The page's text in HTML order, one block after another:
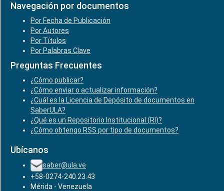
Navegación por documentos
Por Fecha de Publicación
Por Autores
Por Títulos
Por Palabras Clave
Preguntas Frecuentes
¿Cómo publicar?
¿Cómo enviar o actualizar información?
¿Cuál es la Licencia de Depósito de documentos en
SaberULA?
¿Qué es un Repositorio Institucional (RI)?
¿Cómo obtengo RSS por tipo de documentos?
Ubícanos
saber@ula.ve
+58-0274-240.23.43
Mérida - Venezuela